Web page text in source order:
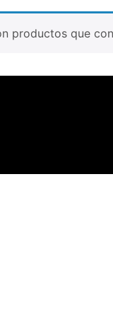
productos que